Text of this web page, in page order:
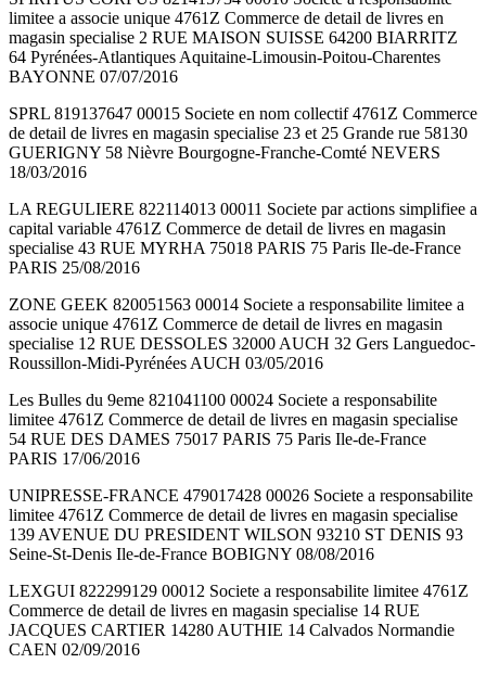
limitee a associe unique 4761Z Commerce de detail de livres en
magasin specialise 2 RUE MAISON SUISSE 64200 BIARRITZ
64 Pyrénées-Atlantiques Aquitaine-Limousin-Poitou-Charentes
BAYONNE 07/07/2016
SPRL 819137647 00015 Societe en nom collectif 4761Z Commerce
de detail de livres en magasin specialise 23 et 25 Grande rue 58130
GUERIGNY 58 Nièvre Bourgogne-Franche-Comté NEVERS
18/03/2016
LA REGULIERE 822114013 00011 Societe par actions simplifiee a
capital variable 4761Z Commerce de detail de livres en magasin
specialise 43 RUE MYRHA 75018 PARIS 75 Paris Ile-de-France
PARIS 25/08/2016
ZONE GEEK 820051563 00014 Societe a responsabilite limitee a
associe unique 4761Z Commerce de detail de livres en magasin
specialise 12 RUE DESSOLES 32000 AUCH 32 Gers Languedoc-
Roussillon-Midi-Pyrénées AUCH 03/05/2016
Les Bulles du 9eme 821041100 00024 Societe a responsabilite
limitee 4761Z Commerce de detail de livres en magasin specialise
54 RUE DES DAMES 75017 PARIS 75 Paris Ile-de-France
PARIS 17/06/2016
UNIPRESSE-FRANCE 479017428 00026 Societe a responsabilite
limitee 4761Z Commerce de detail de livres en magasin specialise
139 AVENUE DU PRESIDENT WILSON 93210 ST DENIS 93
Seine-St-Denis Ile-de-France BOBIGNY 08/08/2016
LEXGUI 822299129 00012 Societe a responsabilite limitee 4761Z
Commerce de detail de livres en magasin specialise 14 RUE
JACQUES CARTIER 14280 AUTHIE 14 Calvados Normandie
CAEN 02/09/2016